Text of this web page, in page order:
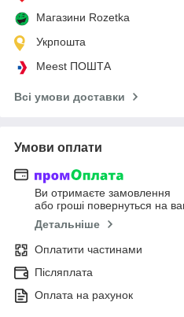
Магазини Rozetka
Укрпошта
Meest ПОШТА
Всі умови доставки
Умови оплати
Ви отримаєте замовлення
або гроші повернуться на
Детальніше
Оплатити частинами
Післяплата
Оплата на рахунок